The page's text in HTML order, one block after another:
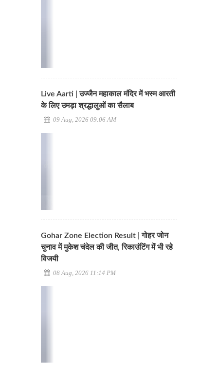
Live Aarti | उज्जैन महाकाल मंदिर में भस्म आरती
के लिए उमड़ा श्रद्धालुओं का सैलाब
09 Aug, 2026 09:06 AM
Gohar Zone Election Result | गोहर जोन
चुनाव में मुकेश चंदेल की जीत, रिकाउंटिंग में भी रहे
विजयी
08 Aug, 2026 11:14 PM